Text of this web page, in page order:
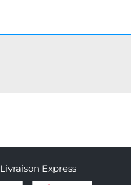
Livraison Express